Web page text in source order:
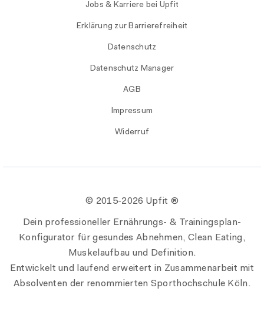
Jobs & Karriere bei Upfit
Erklärung zur Barrierefreiheit
Datenschutz
Datenschutz Manager
AGB
Impressum
Widerruf
© 2015-2026 Upfit ®
Dein professioneller Ernährungs- & Trainingsplan-
Konfigurator für gesundes Abnehmen, Clean Eating,
Muskelaufbau und Definition.
Entwickelt und laufend erweitert in Zusammenarbeit mit
Absolventen der renommierten Sporthochschule Köln.